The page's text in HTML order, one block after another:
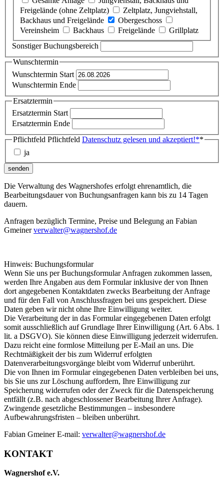
Freigelände (ohne Zeltplatz)
Zeltplatz, Jungviehstall,
Backhaus und Freigelände
Obergeschoss
Vereinsheim
Backhaus Freigelände
Grillplatz
Sonstiger Buchungsbereich
Wunschtermin
Wunschtermin Start
Wunschtermin Ende
Ersatztermin
Ersatztermin Start
Ersatztermin Ende
Pflichtfeld Pflichtfeld Datenschutz gelesen und akzeptiert!**
ja
senden
Die Verwaltung des Wagnershofes erfolgt ehrenamtlich, die
Bearbeitungsdauer von Buchungsanfragen kann bis zu 14 Tagen
dauern.
Anfragen bezüglich Termine, Preise und Belegung an Fabian
Gmeinerverwalter@wagnershof.de
Hinweis: Buchungsformular
Wenn Sie uns per Buchungsformular Anfragen zukommen lassen,
werden Ihre Angaben aus dem Formular inklusive der von Ihnen
dort angegebenen Kontaktdaten zwecks Bearbeitung der Anfrage
und für den Fall von Anschlussfragen bei uns gespeichert. Diese
Daten geben wir nicht ohne Ihre Einwilligung weiter.
Die Verarbeitung der in das Formular eingegebenen Daten erfolgt
somit ausschließlich auf Grundlage Ihrer Einwilligung (Art. 6 Abs. 1
lit. a DSGVO). Sie können diese Einwilligung jederzeit widerrufen.
Dazu reicht eine formlose Mitteilung per E-Mail an uns. Die
Rechtmäßigkeit der bis zum Widerruf erfolgten
Datenverarbeitungsvorgänge bleibt vom Widerruf unberührt.
Die von Ihnen im Formular eingegebenen Daten verbleiben bei uns,
bis Sie uns zur Löschung auffordern, Ihre Einwilligung zur
Speicherung widerrufen oder der Zweck für die Datenspeicherung
entfällt (z.B. nach abgeschlossener Bearbeitung Ihrer Anfrage).
Zwingende gesetzliche Bestimmungen – insbesondere
Aufbewahrungsfristen – bleiben unberührt.
Fabian Gmeiner E-mail: verwalter@wagnershof.de
KONTAKT
Wagnershof e.V.